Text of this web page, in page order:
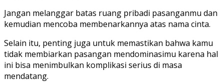
Jangan melanggar batas ruang pribadi pasanganmu dan
kemudian mencoba membenarkannya atas nama cinta.
Selain itu, penting juga untuk memastikan bahwa kamu
tidak membiarkan pasangan mendominasimu karena hal
ini bisa menimbulkan komplikasi serius di masa
mendatang.